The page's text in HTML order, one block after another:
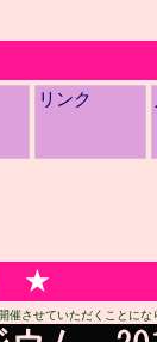
リンク
★
催させていただくことにな